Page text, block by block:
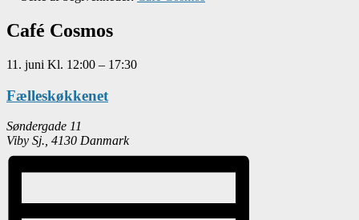
Café Cosmos
11. juni Kl. 12:00 – 17:30
Fælleskøkkenet
Søndergade 11
Viby Sj. 4130 Danmark